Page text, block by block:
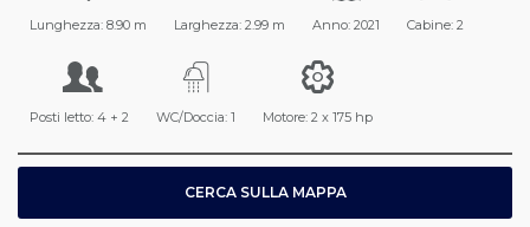
Lunghezza: 8.90 m Larghezza: 2.99 m Anno: 2021 Cabine: 2
Posti letto: 4 + 2 WC/Doccia: 1 Motore: 2 x 175 hp
CERCA SULLA MAPPA